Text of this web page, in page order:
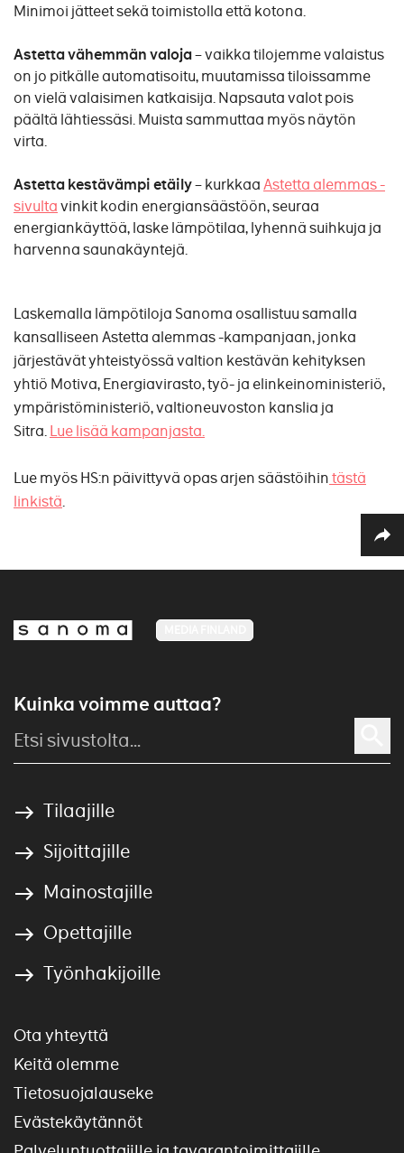
Minimoi jätteet sekä toimistolla että kotona.
Astetta vähemmän valoja– vaikka tilojemme valaistus
on jo pitkälle automatisoitu, muutamissa tiloissamme
on vielä valaisimen katkaisija. Napsauta valot pois
päältä lähtiessäsi. Muista sammuttaa myös näytön
virta.
Astetta kestävämpi etäily– kurkkaaAstetta alemmas -
sivultavinkit kodin energiansäästöön, seuraa
energiankäyttöä, laske lämpötilaa, lyhennä suihkuja ja
harvenna saunakäyntejä.
Laskemalla lämpötiloja Sanoma osallistuu samalla
kansalliseen Astetta alemmas -kampanjaan, jonka
järjestävät yhteistyössä valtion kestävän kehityksen
yhtiö Motiva, Energiavirasto, työ- ja elinkeinoministeriö,
ympäristöministeriö, valtioneuvoston kanslia ja
Sitra.Lue lisää kampanjasta.
Lue myös HS:n päivittyvä opas arjen säästöihintästä
linkistä.
Kuinka voimme auttaa?
Tilaajille
Sijoittajille
Mainostajille
Opettajille
Työnhakijoille
Ota yhteyttä
Keitä olemme
Tietosuojalauseke
Evästekäytännöt